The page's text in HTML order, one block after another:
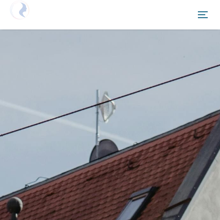
Netzwerken Deutschland